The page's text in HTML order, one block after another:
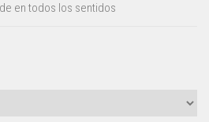
en todos los sentidos